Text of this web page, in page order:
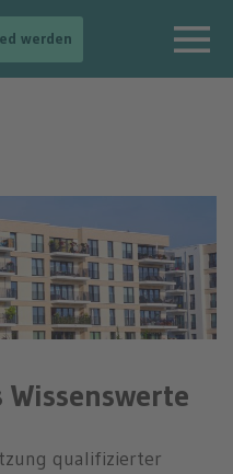
werden
-
-
>
a
o
n
e
i
l
e
qualifizierter